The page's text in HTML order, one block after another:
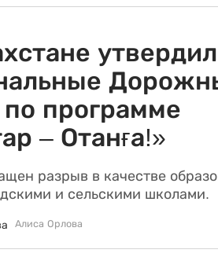
программе
– Отанға!»
разрыв в качестве
и сельскими школами.
Алиса Орлова